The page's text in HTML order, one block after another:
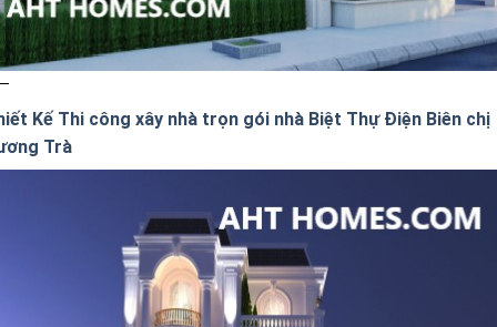
Kế Thi công xây nhà trọn gói nhà Biệt Thự Điện Biên chị
Trà